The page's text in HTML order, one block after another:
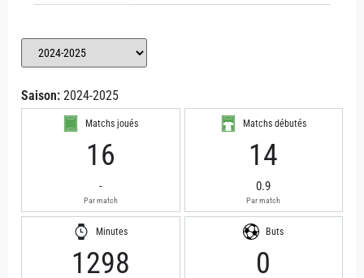
Saison: 2024-2025
Matchs joués
16
-
Par match
Matchs débutés
14
0.9
Par match
Minutes
1298
Buts
0